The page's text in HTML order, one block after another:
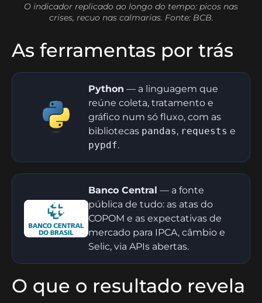
O indicador replicado ao longo do tempo: picos nas
crises, recuo nas calmarias. Fonte: BCB.
As ferramentas por trás
Python — a linguagem que
reúne coleta, tratamento e
gráfico num só fluxo, com as
bibliotecas pandas, requests e
pypdf.
Banco Central — a fonte
pública de tudo: as atas do
COPOM e as expectativas de
mercado para IPCA, câmbio e
Selic, via APIs abertas.
O que o resultado revela